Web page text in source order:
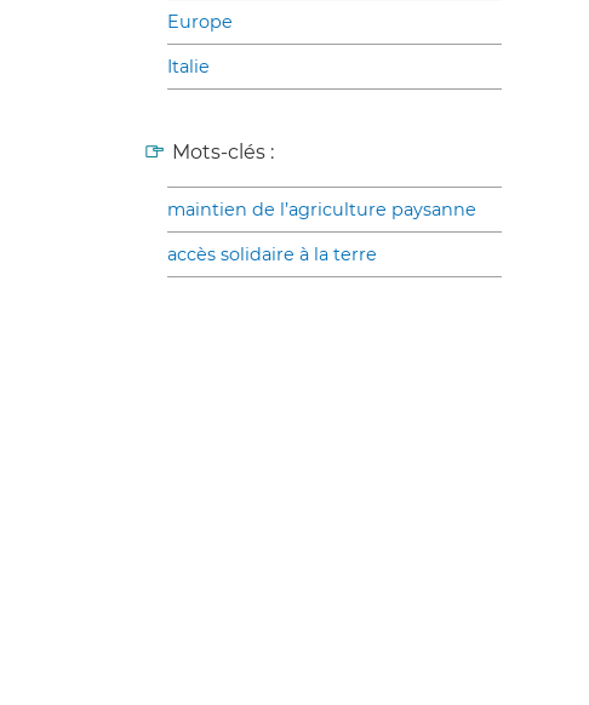
Europe
Italie
Mots-clés :
maintien de l’agriculture paysanne
accès solidaire à la terre